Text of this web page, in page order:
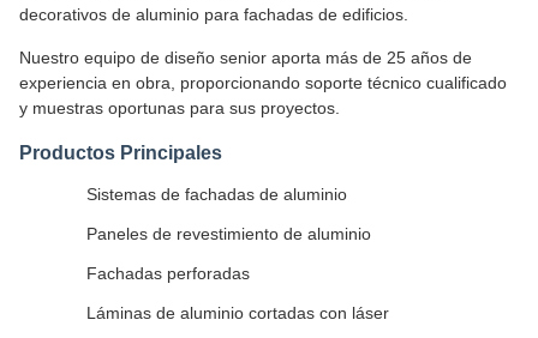
decorativos de aluminio para fachadas de edificios.
Nuestro equipo de diseño senior aporta más de 25 años de
experiencia en obra, proporcionando soporte técnico cualificado
y muestras oportunas para sus proyectos.
Productos Principales
Sistemas de fachadas de aluminio
Paneles de revestimiento de aluminio
Fachadas perforadas
Láminas de aluminio cortadas con láser